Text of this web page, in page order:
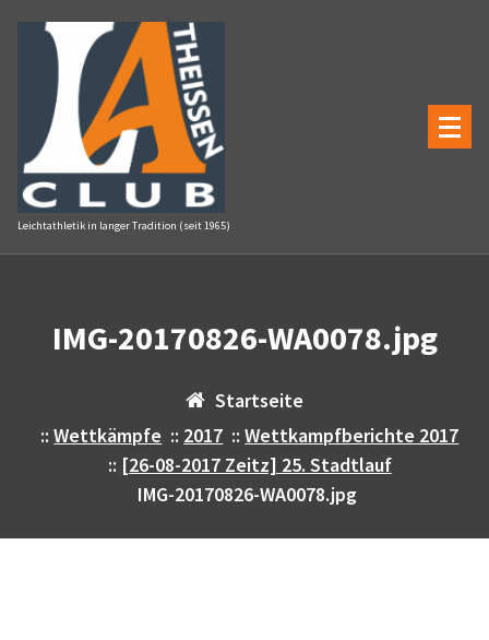
Inhalt
springen
Leichtathletik in langer Tradition (seit 1965)
IMG-20170826-WA0078.jpg
Startseite
::Wettkämpfe :: 2017 ::Wettkampfberichte 2017
:: [26-08-2017 Zeitz] 25. Stadtlauf
IMG-20170826-WA0078.jpg